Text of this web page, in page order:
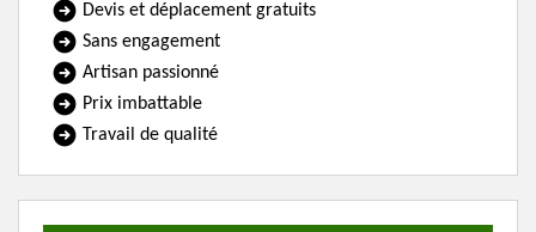
Devis et déplacement gratuits
Sans engagement
Artisan passionné
Prix imbattable
Travail de qualité